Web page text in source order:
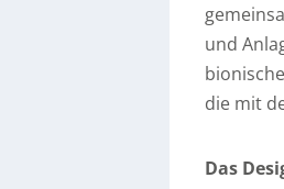
und
die mit
Das